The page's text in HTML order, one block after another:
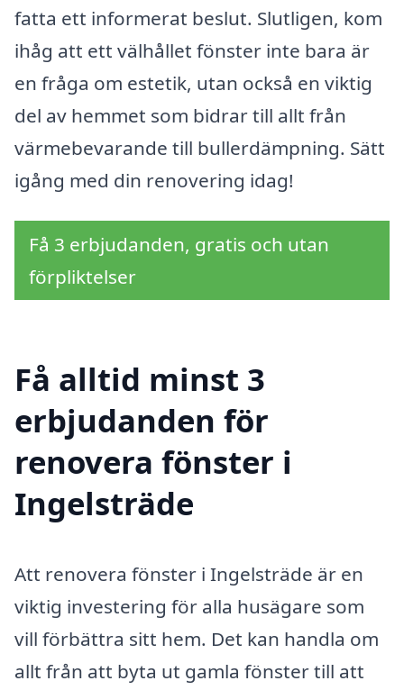
fatta ett informerat beslut. Slutligen, kom
ihåg att ett välhållet fönster inte bara är
en fråga om estetik, utan också en viktig
del av hemmet som bidrar till allt från
värmebevarande till bullerdämpning. Sätt
igång med din renovering idag!
Få 3 erbjudanden, gratis och utan
förpliktelser
Få alltid minst 3
erbjudanden för
renovera fönster i
Ingelsträde
Att renovera fönster i Ingelsträde är en
viktig investering för alla husägare som
vill förbättra sitt hem. Det kan handla om
allt från att byta ut gamla fönster till att